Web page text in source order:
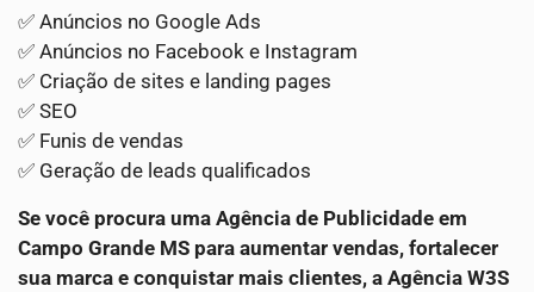
✅ Anúncios no Google Ads
✅ Anúncios no Facebook e Instagram
✅ Criação de sites e landing pages
✅ SEO
✅ Funis de vendas
✅ Geração de leads qualificados
Se você procura uma Agência de Publicidade em
Campo Grande MS para aumentar vendas, fortalecer
sua marca e conquistar mais clientes, a Agência W3S